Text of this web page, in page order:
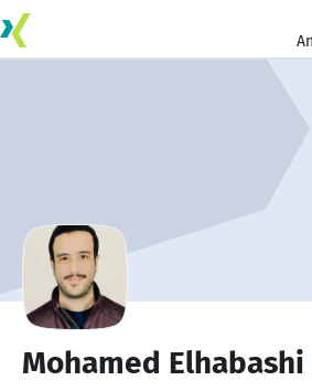
Mohamed Elhabashi